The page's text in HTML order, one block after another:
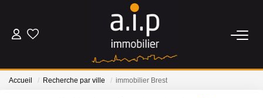
ACHETER
Accueil Recherche par ville immobilier Brest